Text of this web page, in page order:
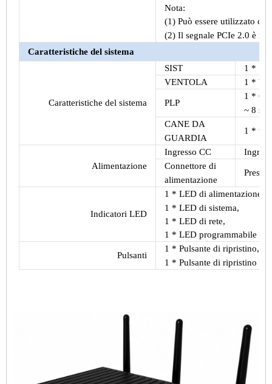
Nota:
(1) Può essere utilizzato
(2) Il segnale PCIe 2.0 è
Caratteristiche del sistema
Caratteristiche del sistema
SIST
1 *
VENTOLA
1 *
PLP
1 *
~ 8 s
CANE DA
GUARDIA
1 *
Alimentazione
Ingresso CC
Connettore di
alimentazione
Presa
Indicatori LED
1 * LED di alimentazione,
1 * LED di sistema,
1 * LED di rete,
1 * LED programmabile
Pulsanti
1 * Pulsante di ripristino,
1 * Pulsante di ripristino